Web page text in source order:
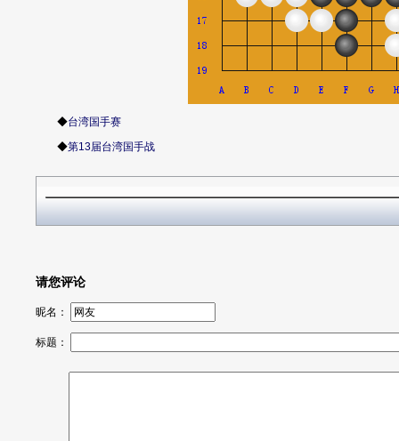
◆台湾国手赛
◆第13届台湾国手战
请您评论
昵名：
标题：